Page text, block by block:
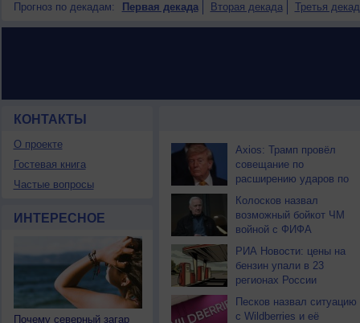
Прогноз по декадам: Первая декада Вторая декада Третья
КОНТАКТЫ
О проекте
Гостевая книга
Частые вопросы
ИНТЕРЕСНОЕ
Почему северный загар
НОВОСТИ ПАРТНЕРОВ
Axios: Трамп провёл
совещание по
расширению ударов по
Ирану
Колосков назвал
возможный бойкот ЧМ
войной с ФИФА
РИА Новости: цены на
бензин упали в 23
регионах России
Песков назвал ситуацию
с Wildberries и её